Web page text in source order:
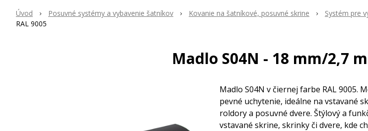
Úvod Posuvné systémy a vybavenie šatníkov Kovanie na šatníkové, posuvné skrine Systém pre
RAL 9005
Madlo S04N - 18 mm/2,7
Madlo S04N v čiernej farbe RAL 9005.
pevné uchytenie, ideálne na vstavané
roldory a posuvné dvere. Štýlový a
vstavané skrine, skrinky či dvere, kde